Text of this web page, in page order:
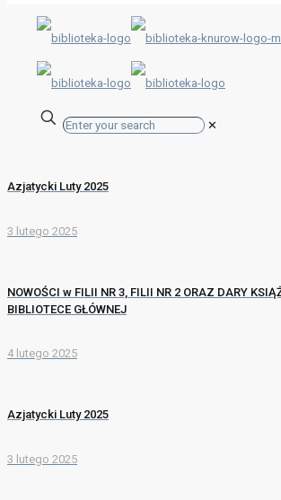
✕
Azjatycki Luty 2025
3 lutego 2025
NOWOŚCI w FILII NR 3, FILII NR 2 ORAZ DARY
BIBLIOTECE GŁÓWNEJ
4 lutego 2025
Azjatycki Luty 2025
3 lutego 2025